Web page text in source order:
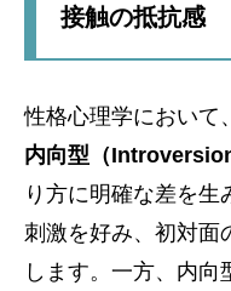
接触の抵抗感
性格心理学において、
内向型（
り方に明確な差を生
刺激を好み、初対面
します。一方、内向